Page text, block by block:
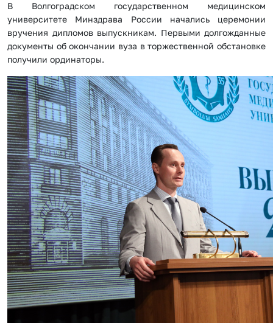
В Волгоградском государственном медицинском
университете Минздрава России начались церемонии
вручения дипломов выпускникам. Первыми долгожданные
документы об окончании вуза в торжественной обстановке
получили ординаторы.